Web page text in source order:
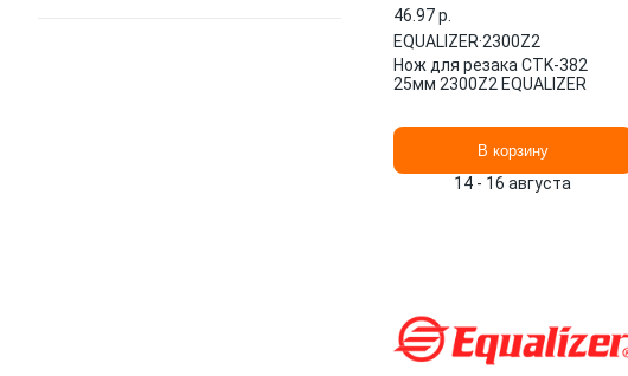
46.97 p.
EQUALIZER·2300Z2
Нож для резака CTK-382
25мм 2300Z2 EQUALIZER
В корзину
14 - 16 августа